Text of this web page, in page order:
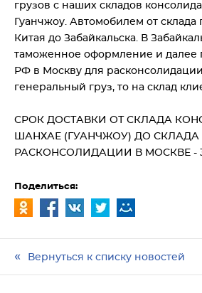
грузов с наших складов
Гуанчжоу. Автомобилем от
Китая до Забайкальска. В
таможенное оформление и далее
РФ в Москву для
генеральный груз, то на склад
СРОК ДОСТАВКИ ОТ СКЛАДА
ШАНХАЕ (ГУАНЧЖОУ) ДО СКЛАДА
РАСКОНСОЛИДАЦИИ В МОСКВЕ -
Поделиться:
Вернуться к списку новостей